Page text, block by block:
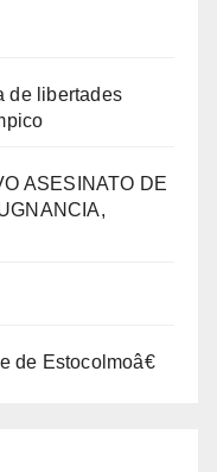
de libertades
ASESINATO DE
Estocolmoâ€